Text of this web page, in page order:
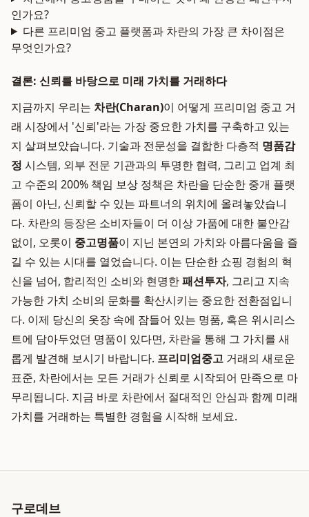
인가요?
다른 프리미엄 중고 플랫폼과 차란의 가장 큰 차이점은
무엇인가요?
결론: 신뢰를 바탕으로 미래 가치를 거래하다
지금까지 우리는 차란(Charan)이 어떻게 프리미엄 중고 거
래 시장에서 '신뢰'라는 가장 중요한 가치를 구축하고 있는
지 살펴보았습니다. 기술과 전문성을 결합한 다층적 명품감
정 시스템, 외부 전문 기관과의 투명한 협력, 그리고 업계 최
고 수준의 200% 책임 보상 정책은 차란을 단순한 중개 플랫
폼이 아닌, 신뢰할 수 있는 파트너의 위치에 올려놓았습니
다. 차란의 등장은 소비자들이 더 이상 가품에 대한 불안감
없이, 오롯이 중고명품이 지닌 본연의 가치와 아름다움을 즐
길 수 있는 시대를 열었습니다. 이는 단순한 쇼핑 경험의 혁
신을 넘어, 합리적인 소비와 현명한패션투자, 그리고 지속
가능한 가치 소비의 문화를 확산시키는 중요한 전환점입니
다. 이제 당신의 옷장 속에 잠들어 있는 명품, 혹은 위시리스
트에 담아두었던 명품이 있다면, 차란을 통해 그 가치를 새
롭게 발견해 보시기 바랍니다. 프리미엄중고 거래의 새로운
표준, 차란에서는 모든 거래가 신뢰로 시작되어 만족으로 마
무리됩니다. 지금 바로 차란에서 절대적인 안심과 함께 미래
가치를 거래하는 특별한 경험을 시작해 보세요.
구로데브